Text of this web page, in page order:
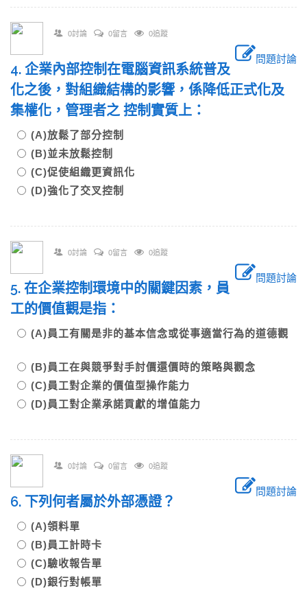
0討論 0留言 0追蹤
問題討論
4. 企業內部控制在電腦資訊系統普及
化之後，對組織結構的影響，係降低正式化及
集權化，管理者之 控制實質上：
(A)放鬆了部分控制
(B)並未放鬆控制
(C)促使組織更資訊化
(D)強化了交叉控制
0討論 0留言 0追蹤
問題討論
5. 在企業控制環境中的關鍵因素，員
工的價值觀是指：
(A)員工有關是非的基本信念或從事適當行為的道德觀
(B)員工在與競爭對手討價還價時的策略與觀念
(C)員工對企業的價值型操作能力
(D)員工對企業承諾貢獻的增值能力
0討論 0留言 0追蹤
問題討論
6. 下列何者屬於外部憑證？
(A)領料單
(B)員工計時卡
(C)驗收報告單
(D)銀行對帳單